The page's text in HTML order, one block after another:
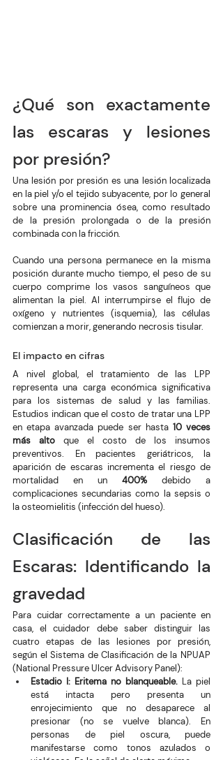
¿Qué son exactamente
las escaras y lesiones
por presión?
Una lesión por presión es una lesión localizada
en la piel y/o el tejido subyacente, por lo general
sobre una prominencia ósea, como resultado
de la presión prolongada o de la presión
combinada con la fricción.
Cuando una persona permanece en la misma
posición durante mucho tiempo, el peso de su
cuerpo comprime los vasos sanguíneos que
alimentan la piel. Al interrumpirse el flujo de
oxígeno y nutrientes (isquemia), las células
comienzan a morir, generando necrosis tisular.
El impacto en cifras
A nivel global, el tratamiento de las LPP
representa una carga económica significativa
para los sistemas de salud y las familias.
Estudios indican que el costo de tratar una LPP
en etapa avanzada puede ser hasta 10 veces
más alto que el costo de los insumos
preventivos. En pacientes geriátricos, la
aparición de escaras incrementa el riesgo de
mortalidad en un 400% debido a
complicaciones secundarias como la sepsis o
la osteomielitis (infección del hueso).
Clasificación de las
Escaras: Identificando la
gravedad
Para cuidar correctamente a un paciente en
casa, el cuidador debe saber distinguir las
cuatro etapas de las lesiones por presión,
según el Sistema de Clasificación de la NPUAP
(National Pressure Ulcer Advisory Panel):
Estadio I: Eritema no blanqueable. La piel
está intacta pero presenta un
enrojecimiento que no desaparece al
presionar (no se vuelve blanca). En
personas de piel oscura, puede
manifestarse como tonos azulados o